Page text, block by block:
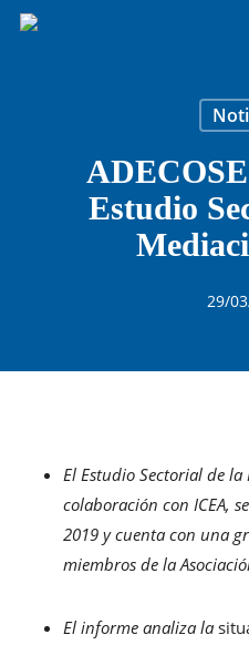
Skip
Estudio
29/
El Estudio Sectorial de
colaboración con ICEA,
2019 y cuenta con una
miembros de la
El informe analiza la